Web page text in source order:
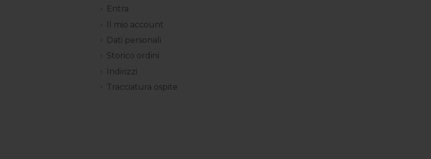
Entra
Il mio account
Dati personali
Storico ordini
Indirizzi
Tracciatura ospite